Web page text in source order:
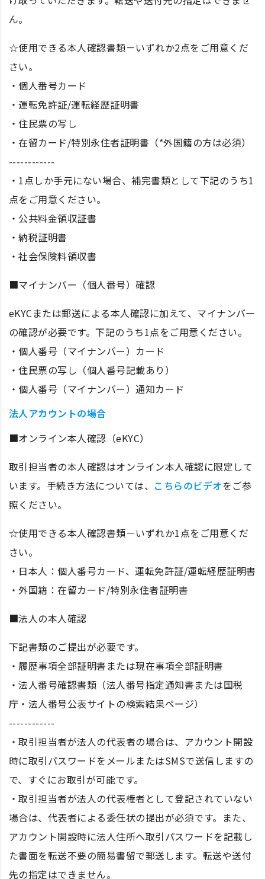
ん。
☆使用できる本人確認書類－いずれか2点をご用意くだ
さい。
・個人番号カード
・運転免許証/運転経歴証明書
・住民票の写し
・在留カード/特別永住者証明書（*外国籍の方は必須）
------------
・1点しか手元にない場合、補完書類として下記のうち1
点をご用意ください。
・公共料金領収証書
・納税証明書
・社会保険料領収書
■マイナンバー（個人番号）確認
eKYCまたは郵送による本人確認に加えて、マイナンバー
の確認が必要です。下記のうち1点をご用意ください。
・個人番号（マイナンバー）カード
・住民票の写し（個人番号記載あり）
・個人番号（マイナンバー）通知カード
法人アカウントの場合
■オンライン本人確認（eKYC）
取引担当者の本人確認はオンライン本人確認に限定して
います。手続き方法については、 こちらのビデオをご参
照ください。
☆使用できる本人確認書類－いずれか1点をご用意くだ
さい。
・日本人：個人番号カード、運転免許証/運転経歴証明書
・外国籍：在留カード/特別永住者証明書
■法人の本人確認
下記書類のご提出が必要です。
・履歴事項全部証明書または現在事項全部証明書
・法人番号確認書類（法人番号指定通知書または国税
庁・法人番号公表サイトの検索結果ページ）
------------
・取引担当者が法人の代表者の場合は、アカウント開設
時に取引パスワードをメールまたはSMSで送信しますの
で、すぐにお取引が可能です。
・取引担当者が法人の代表権者として登記されていない
場合は、代表者による委任状の提出が必須です。また、
アカウント開設時に法人住所へ取引パスワードを記載し
た書面を転送不要の簡易書留で郵送します。転送や送付
先の指定はできません。